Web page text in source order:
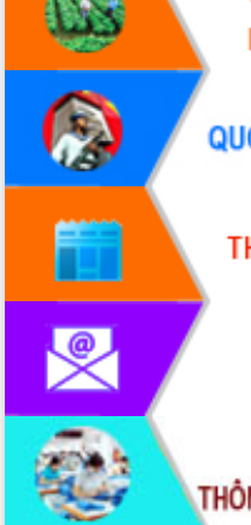
Tháo gỡ những vướng mắc, đẩy mạnh
công tác cải cách thủ tục hành chính
tại Trung tâm Phục vụ hành chính
công tỉnh
Đắk Lắk: Tôn vinh 46 giải pháp tại Hội
thi Sáng tạo Kỹ thuật 2024 - 2025
Đắk Lắk rà soát, điều chỉnh Đề án 190
về phát triển nuôi trồng thủy sản
Phó Chủ tịch UBND tỉnh Đắk Lắk
Trương Công Thái kiểm tra thực địa
Dự án cao tốc Khánh Hòa - Buôn Ma
Thuột
Định vị cà phê Việt Nam như một “di
sản sống” trong dòng chảy toàn cầu
Xây dựng nông thôn mới: Nâng cao đời
sống người dân từ những mô hình thiết
thực
Quyết liệt tháo gỡ vướng mắc, đẩy
nhanh tiến độ các dự án trọng điểm
trong Khu kinh tế Nam Phú Yên